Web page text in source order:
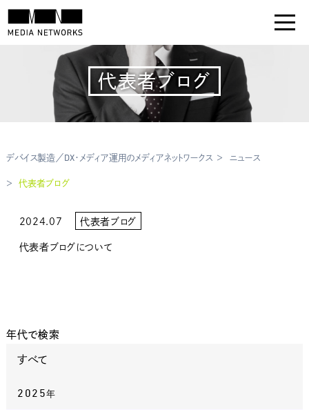
代表者ブログ
デバイス製造／DX・メディア運用のメディアネットワークス ニュース
代表者ブログ
2024.07 代表者ブログ
代表者ブログについて
年代で検索
すべて
2025年